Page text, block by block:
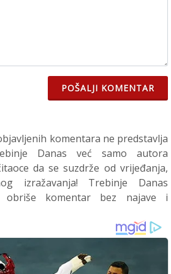
POŠALJI KOMENTAR
komentara ne predstavlja
Danas već samo autora
da se suzdrže od vrijeđanja,
izražavanja! Trebinje Danas
obriše komentar bez najave i